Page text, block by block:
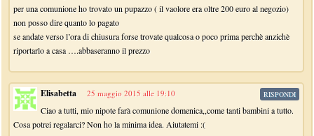
per una comunione ho trovato un pupazzo ( il vaolore era oltre 200 euro al negozio)
non posso dire quanto lo pagato
se andate verso l’ora di chiusura forse trovate qualcosa o poco prima perchè anzichè
riportarlo a casa ….abbaseranno il prezzo
Elisabetta 25 maggio 2015 alle 19:10
Ciao a tutti, mio nipote farà comunione domenica,,come tanti bambini a tutto.
Cosa potrei regalarci? Non ho la minima idea. Aiutatemi :(
RISPONDI